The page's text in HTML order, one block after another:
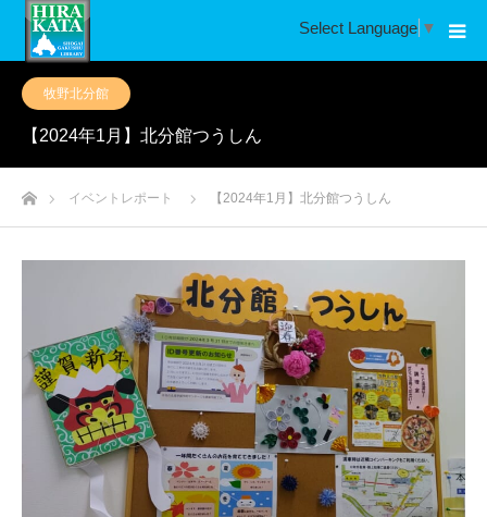
Select Language ▼
牧野北分館
【2024年1月】北分館つうしん
ホームイベントレポート 【2024年1月】北分館つうしん